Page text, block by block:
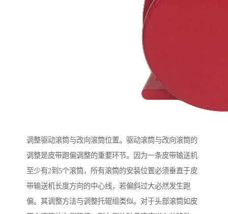
调整驱动滚筒与改向滚筒位置。驱动滚筒与改向滚筒的
调整是皮带跑偏调整的重要环节。因为一条皮带输送机
至少有2到5个滚筒，所有滚筒的安装位置必须垂直于皮
带输送机长度方向的中心线，若偏斜过大必然发生跑
偏。其调整方法与调整托辊组类似。对于头部滚筒如皮